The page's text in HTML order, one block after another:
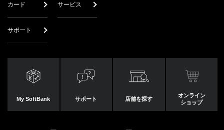
カード サービス
サポート
My SoftBank サポート 店舗を探す
オンライン
ショップ